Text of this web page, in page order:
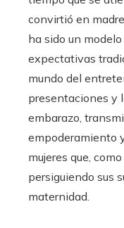
convirtió en
ha sido un
expectativas
mundo del
presentaciones y
embarazo,
empoderamiento
mujeres que,
persiguiendo sus
maternidad.